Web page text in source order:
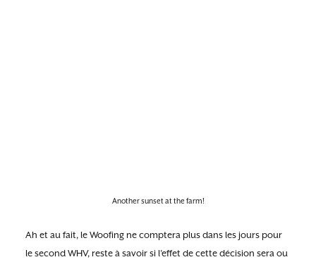
Another sunset at the farm!
Ah et au fait, le Woofing ne comptera plus dans les jours pour
le second WHV, reste à savoir si l’effet de cette décision sera ou